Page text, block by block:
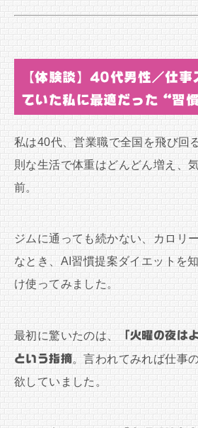
【体験談】40代男性／仕事
ていた私に最適だった“習
私は40代、営業職で全国を飛び回
則な生活で体重はどんどん増え、
前。
ジムに通っても続かない、カロリ
なとき、AI習慣提案ダイエットを
け使ってみました。
最初に驚いたのは、 「火曜の夜は
という指摘。言われてみれば仕事
欲していました。